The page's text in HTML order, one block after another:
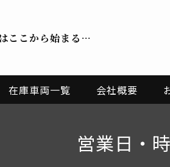
ここから始まる…
在庫車両一覧 会社概要
営業日・